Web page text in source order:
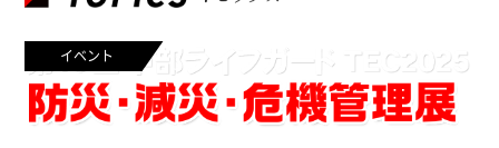
イベント